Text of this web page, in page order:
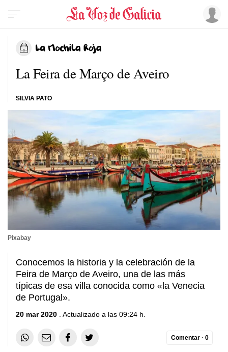
La Feira de Março de Aveiro
SILVIA PATO
Pixabay
Conocemos la historia y la celebración de la
Feira de Março de Aveiro, una de las más
típicas de esa villa conocida como «la Venecia
de Portugal».
20 mar 2020 . Actualizado a las 09:24 h.
Comentar · 0